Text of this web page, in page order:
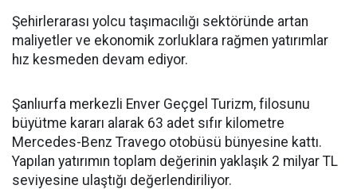
Şehirlerarası yolcu taşımacılığı sektöründe artan
maliyetler ve ekonomik zorluklara rağmen yatırımlar
hız kesmeden devam ediyor.
Şanlıurfa merkezli Enver Geçgel Turizm, filosunu
büyütme kararı alarak 63 adet sıfır kilometre
Mercedes-Benz Travego otobüsü bünyesine kattı.
Yapılan yatırımın toplam değerinin yaklaşık 2 milyar TL
seviyesine ulaştığı değerlendiriliyor.